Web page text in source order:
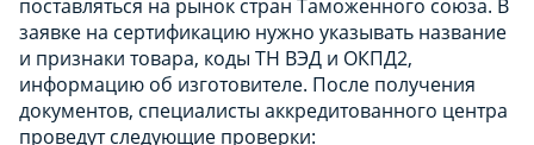
поставляться на рынок стран Таможенного союза. В
заявке на сертификацию нужно указывать название
и признаки товара, коды ТН ВЭД и ОКПД2,
информацию об изготовителе. После получения
документов, специалисты аккредитованного центра
проведут следующие проверки: